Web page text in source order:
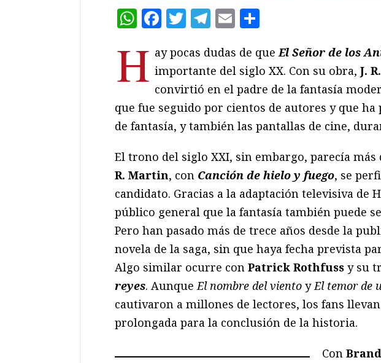
WhatsApp
Facebook
Twitter
Telegram
Email
H ay pocas dudas de que El Señor de los
importante del siglo XX. Con su obra, J.
convirtió en el padre de la fantasía
que fue seguido por cientos de autores y que ha
de fantasía, y también las pantallas de cine,
El trono del siglo XXI, sin embargo, parecía más
R. Martin, con Canción de hielo y fuego, se
candidato. Gracias a la adaptación televisiva de
público general que la fantasía también puede
Pero han pasado más de trece años desde la
novela de la saga, sin que haya fecha prevista
Algo similar ocurre con Patrick Rothfuss y su
reyes. Aunque El nombre del viento y El temor de
cautivaron a millones de lectores, los fans
prolongada para la conclusión de la historia.
Con